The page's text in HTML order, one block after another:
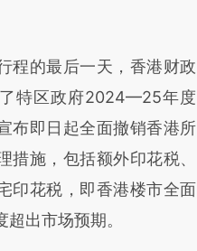
的最后一天，香港财政
特区政府2024—25年度
布即日起全面撤销香港所
措施，包括额外印花税、
印花税，即香港楼市全面
出市场预期。